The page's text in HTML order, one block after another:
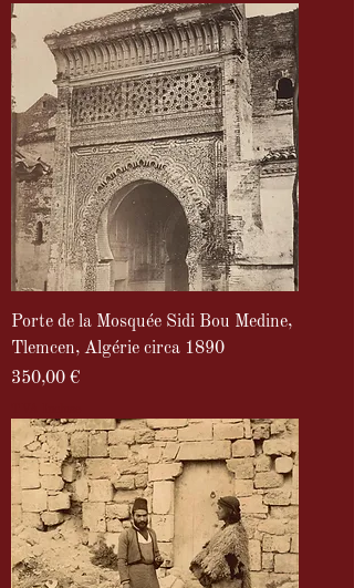
Porte de la Mosquée Sidi Bou Medine,
Tlemcen, Algérie circa 1890
Prix
350,00 €